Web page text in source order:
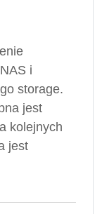
i
storage.
jest
kolejnych
jest